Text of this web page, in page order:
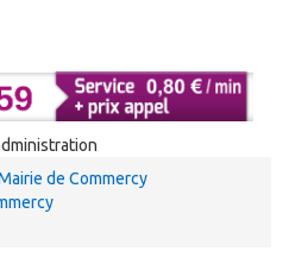
de Commercy